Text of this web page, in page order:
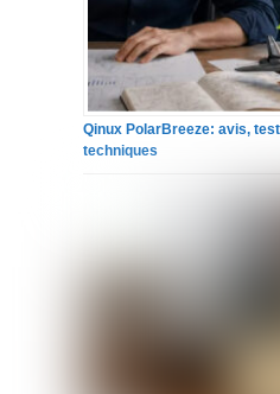
Qinux PolarBreeze: avis,
techniques